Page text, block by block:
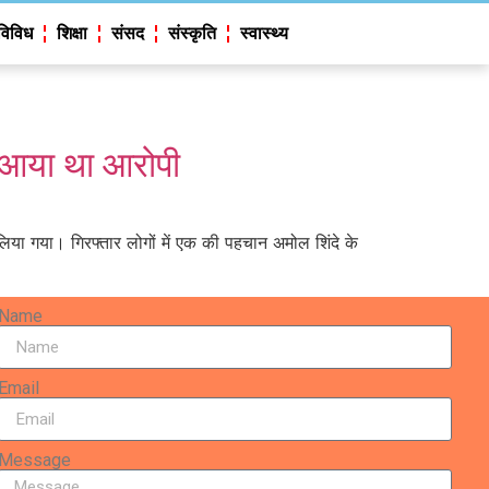
शिक्षा संसद संस्कृति स्वास्थ्य
था आरोपी
गया। गिरफ्तार लोगों में एक की पहचान अमोल शिंदे के